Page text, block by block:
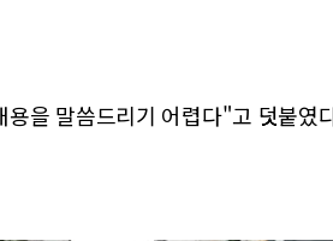
을 말씀드리기 어렵다"고 덧붙였